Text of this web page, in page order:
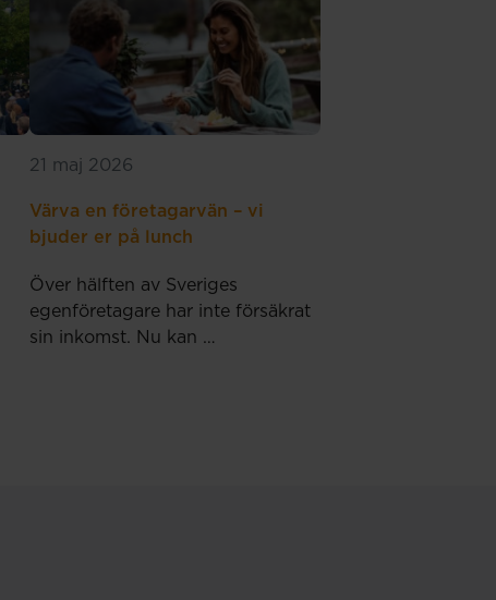
21 maj 2026
Värva en företagarvän – vi
bjuder er på lunch
Över hälften av Sveriges
egenföretagare har inte försäkrat
sin inkomst. Nu kan …